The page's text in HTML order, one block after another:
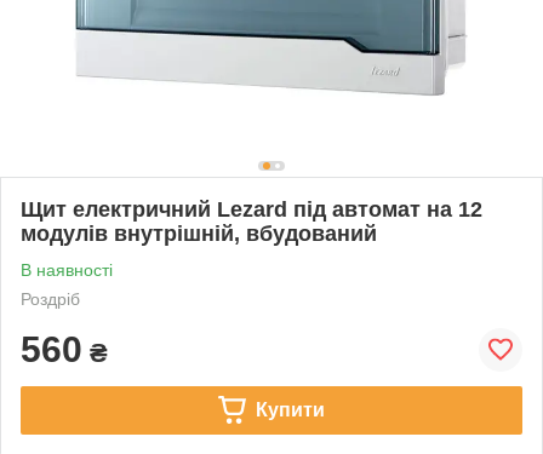
Щит електричний Lezard під автомат на 12
модулів внутрішній, вбудований
В наявності
Роздріб
560 ₴
Купити